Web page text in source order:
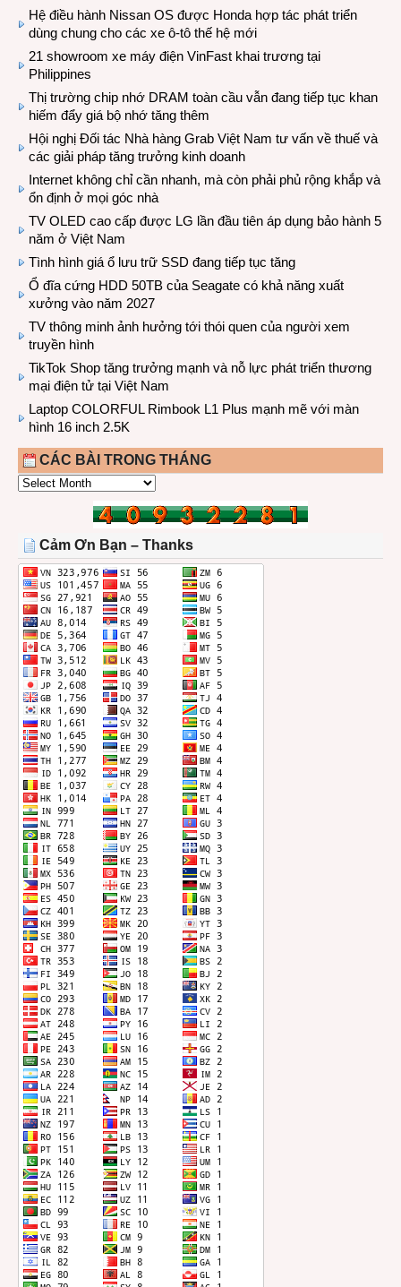
Hệ điều hành Nissan OS được Honda hợp tác phát triển
dùng chung cho các xe ô-tô thế hệ mới
21 showroom xe máy điện VinFast khai trương tại
Philippines
Thị trường chip nhớ DRAM toàn cầu vẫn đang tiếp tục khan
hiếm đẩy giá bộ nhớ tăng thêm
Hội nghị Đối tác Nhà hàng Grab Việt Nam tư vấn về thuế và
các giải pháp tăng trưởng kinh doanh
Internet không chỉ cần nhanh, mà còn phải phủ rộng khắp và
ổn định ở mọi góc nhà
TV OLED cao cấp được LG lần đầu tiên áp dụng bảo hành 5
năm ở Việt Nam
Tình hình giá ổ lưu trữ SSD đang tiếp tục tăng
Ổ đĩa cứng HDD 50TB của Seagate có khả năng xuất
xưởng vào năm 2027
TV thông minh ảnh hưởng tới thói quen của người xem
truyền hình
TikTok Shop tăng trưởng mạnh và nỗ lực phát triển thương
mại điện tử tại Việt Nam
Laptop COLORFUL Rimbook L1 Plus mạnh mẽ với màn
hình 16 inch 2.5K
CÁC BÀI TRONG THÁNG
CÁC
THÁNG
Cảm Ơn Bạn – Thanks